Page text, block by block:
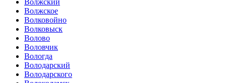
Волжское
Волковойно
Волковыск
Волово
Воловчик
Вологда
Володарский
Володарского